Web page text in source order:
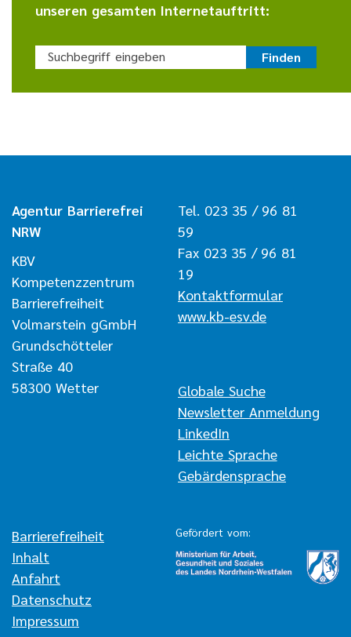
unseren gesamten Internetauftritt:
Suchbegriff eingeben Finden
Agentur Barrierefrei
NRW
KBV
Kompetenzzentrum
Barrierefreiheit
Volmarstein gGmbH
Grundschötteler
Straße 40
58300 Wetter
Tel. 023 35 / 96 81
59
Fax 023 35 / 96 81
19
Kontaktformular
www.kb-esv.de
Navigation überspringen
Globale Suche
Newsletter Anmeldung
LinkedIn
Leichte Sprache
Gebärdensprache
Navigation überspringen
Barrierefreiheit
Inhalt
Anfahrt
Datenschutz
Impressum
Gefördert vom: